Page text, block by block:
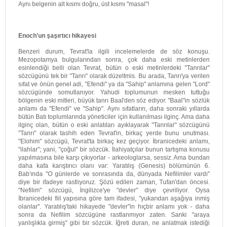
Aynı belgenin alt kısmı doğru, üst kısmı "masal"!
Enoch'un şaşırtıcı hikayesi
Benzeri durum, Tevrat'la ilgili incelemelerde de söz konuşu.
Mezopotamya bulgularından sonra, çok daha eski metinlerden
esinlendiği belli olan Tevrat, bütün o eski metinlerdeki "Tanrılar"
sözcügünü tek bir "Tanrı" olarak düzeltmis. Bu arada, Tanrı'ya verilen
sıfat ve önün genel adi, "Efendi" ya da "Sahip" anlamına gelen "Lord"
sözcügünde somutlanıyor. Yahudi toplumunun mesken tuttuğu
bölgenin eski mitleri, büyük tanrı Baal'den söz ediyor. "Baal"in sözlük
anlamı da "Efendi" ve "Sahip". Aynı sıfatların, daha sonraki yıllarda
bütün Batı toplumlarında yöneticiler için kullanılması ilginç. Ama daha
ilginç olan, bütün o eski anlatıları ayıklayarak "Tanrılar" sözcügünü
"Tanrı" olarak tashih eden Tevrat'in, birkaç yerde bunu unutması.
"Elohim" sözcügü, Tevrat'ta birkaç kez geçiyor. İbranicedeki anlamı,
"ilahlar"; yani, "çoğul" bir sözcük. İlahiyatçılar bunun tartışma konusu
yapılmasına bile karşı çıkıyorlar - arkeologlarsa, sessiz. Ama bundan
daha kafa karıştırıcı olanı var: Yaratılış (Genesis) bölümünün 6.
Bab'ında "O günlerde ve sonrasında da, dünyada Nefilimler vardı"
diye bir ifadeye rastlıyoruz. Şözü edilen zaman, Tufan'dan öncesi.
"Nefilim" sözcügü, İngilizce'ye "devler" diye çevriliyor. Oysa
İbranicedeki fiil yapısına göre tam ifadesi, "yukarıdan aşağıya inmiş
olanlar". Yaratılış'taki hikayede "devler"in hıçbir anlamı yok - daha
sonra da Nefilim sözcügüne rastlanmıyor zaten. Sanki "araya
yanlışlıkla girmiş" gibi bir sözcük. İğreti duran, ne anlatmak istediği